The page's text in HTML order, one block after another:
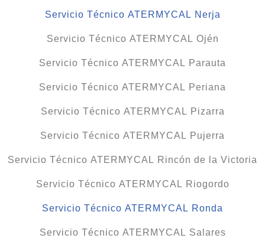
Servicio Técnico ATERMYCAL Nerja
Servicio Técnico ATERMYCAL Ojén
Servicio Técnico ATERMYCAL Parauta
Servicio Técnico ATERMYCAL Periana
Servicio Técnico ATERMYCAL Pizarra
Servicio Técnico ATERMYCAL Pujerra
Servicio Técnico ATERMYCAL Rincón de la Victoria
Servicio Técnico ATERMYCAL Riogordo
Servicio Técnico ATERMYCAL Ronda
Servicio Técnico ATERMYCAL Salares